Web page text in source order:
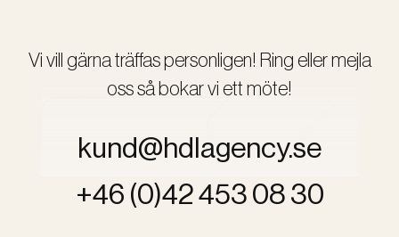
Vi vill gärna träffas personligen! Ring eller mejla
oss så bokar vi ett möte!
kund@hdlagency.se
+46 (0)42 453 08 30